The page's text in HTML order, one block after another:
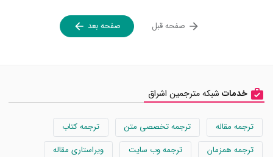
صفحه قبل صفحه بعد
خدمات شبکه مترجمین اشراق
ترجمه مقاله ترجمه تخصصی متن
ترجمه کتاب
ترجمه همزمان
ترجمه وب سایت
ویراستاری مقاله